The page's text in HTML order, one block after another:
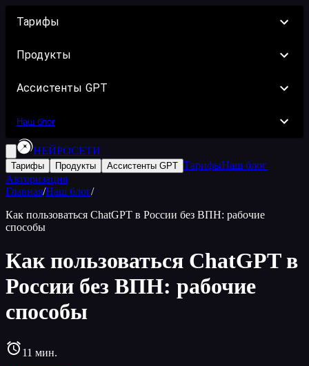
Тарифы
Продукты
Ассистенты GPT
Наш блог
НЕЙРОСЕТИ
Тарифы Продукты Ассистенты GPT ТарифыНаш блог
Авторизация
Главная/Наш блог/
Как пользоваться ChatGPT в России без ВПН: рабочие
способы
Как пользоваться ChatGPT в
России без ВПН: рабочие
способы
11 мин.